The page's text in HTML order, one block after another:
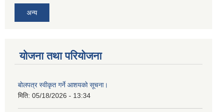
अन्य
योजना तथा परियोजना
बोलपत्र स्वीकृत गर्ने आशयको सूचना।
मिति: 05/18/2026 - 13:34